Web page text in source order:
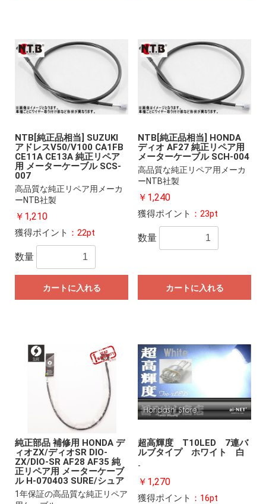
NTB[純正品相当] SUZUKI
アドレスV50/V100 CA1FB
CE11A CE13A 純正リペア
用 メーターケーブル SCS-
007
高品質な純正リペア用メーカ
ーNTB社製
￥1,210
獲得ポイント ：22pt
数量
カートに入れる
NTB[純正品相当] HONDA
ディオ AF27 純正リペア用
メーターケーブル SCH-004
高品質な純正リペア用メーカ
ーNTB社製
￥1,240
獲得ポイント ：23pt
数量
カートに入れる
純正部品 補修用 HONDA デ
ィオZX/ディオSR DIO-
ZX/DIO-SR AF28 AF35 純
正リペア用 メーターケーブ
ル H-070403 SURE/シュア
1年保証の高品質な純正リペア
超高輝度 T10LED 7連バ
ルブタイプ ホワイト 白
-
￥1,270
獲得ポイント ：16pt